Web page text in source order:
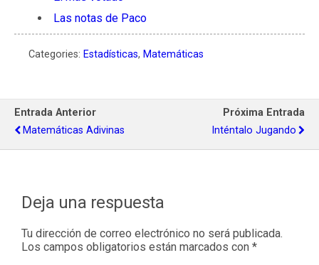
Las notas de Paco
Categories: Estadísticas, Matemáticas
Entrada Anterior
Matemáticas Adivinas
Próxima Entrada
Inténtalo Jugando
Deja una respuesta
Tu dirección de correo electrónico no será publicada.
Los campos obligatorios están marcados con *